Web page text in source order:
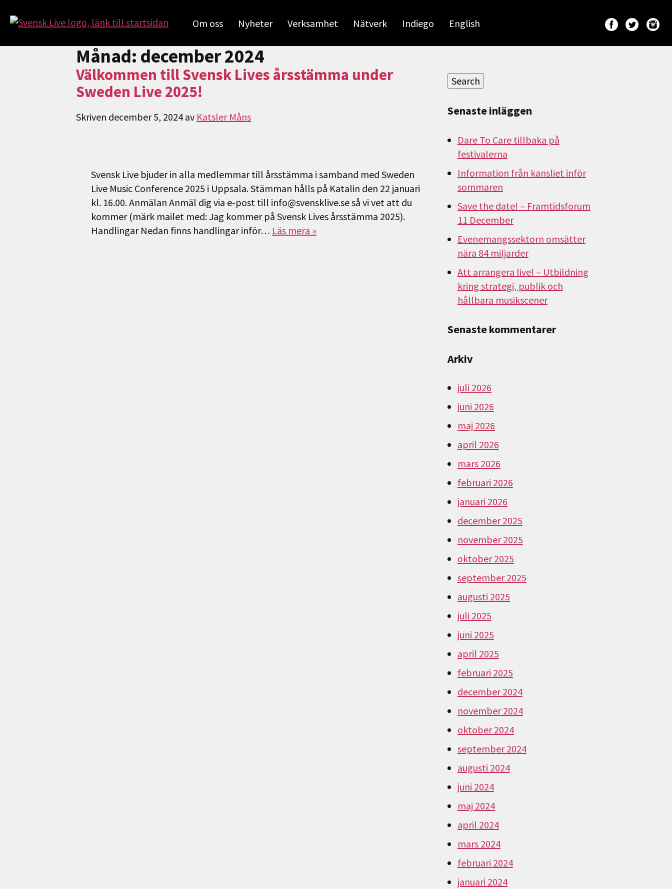
Om oss Nyheter Verksamhet Nätverk Indiego English
Månad: december 2024
Välkommen till Svensk Lives årsstämma under
Sweden Live 2025!
Skriven december 5, 2024 av Katsler Måns
Svensk Live bjuder in alla medlemmar till årsstämma i samband med Sweden
Live Music Conference 2025 i Uppsala. Stämman hålls på Katalin den 22 januari
kl. 16.00. Anmälan Anmäl dig via e-post till info@svensklive.se så vi vet att du
kommer (märk mailet med: Jag kommer på Svensk Lives årsstämma 2025).
Handlingar Nedan finns handlingar inför… Läs mera »
Search
Senaste inläggen
Dare To Care tillbaka på
festivalerna
Information från kansliet inför
sommaren
Save the date! – Framtidsforum
11 December
Evenemangssektorn omsätter
nära 84 miljarder
Att arrangera live! – Utbildning
kring strategi, publik och
hållbara musikscener
Senaste kommentarer
Arkiv
juli 2026
juni 2026
maj 2026
april 2026
mars 2026
februari 2026
januari 2026
december 2025
november 2025
oktober 2025
september 2025
augusti 2025
juli 2025
juni 2025
april 2025
februari 2025
december 2024
november 2024
oktober 2024
september 2024
augusti 2024
juni 2024
maj 2024
april 2024
mars 2024
februari 2024
januari 2024